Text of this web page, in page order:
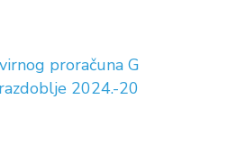
proračuna G
2024.-20